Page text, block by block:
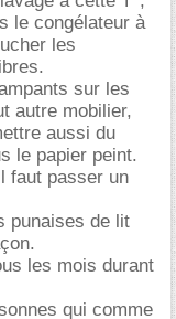
le congélateur à
les
sur les
autre mobilier,
aussi du
le papier peint.
faut passer un
punaises de lit
les mois durant
qui comme